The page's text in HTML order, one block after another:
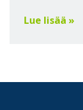
Lue lisää »